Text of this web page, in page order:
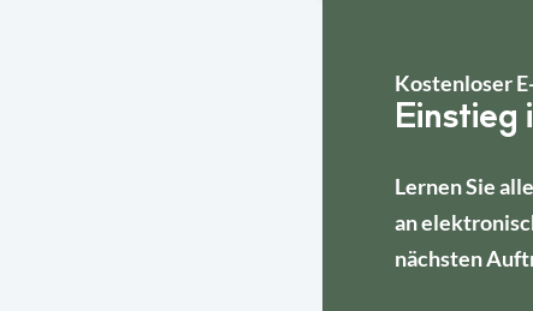
Kostenloser
Einstieg
Lernen Sie
an
nächsten